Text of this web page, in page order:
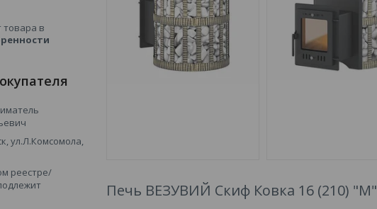
Печь ВЕЗУВИЙ Скиф Ковка 16 (210) "М"
товара в
ул.Л.Комсомола,
реестре/